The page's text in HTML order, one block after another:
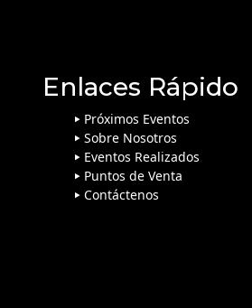
Enlaces Rápido
Próximos Eventos
Sobre Nosotros
Eventos Realizados
Puntos de Venta
Contáctenos